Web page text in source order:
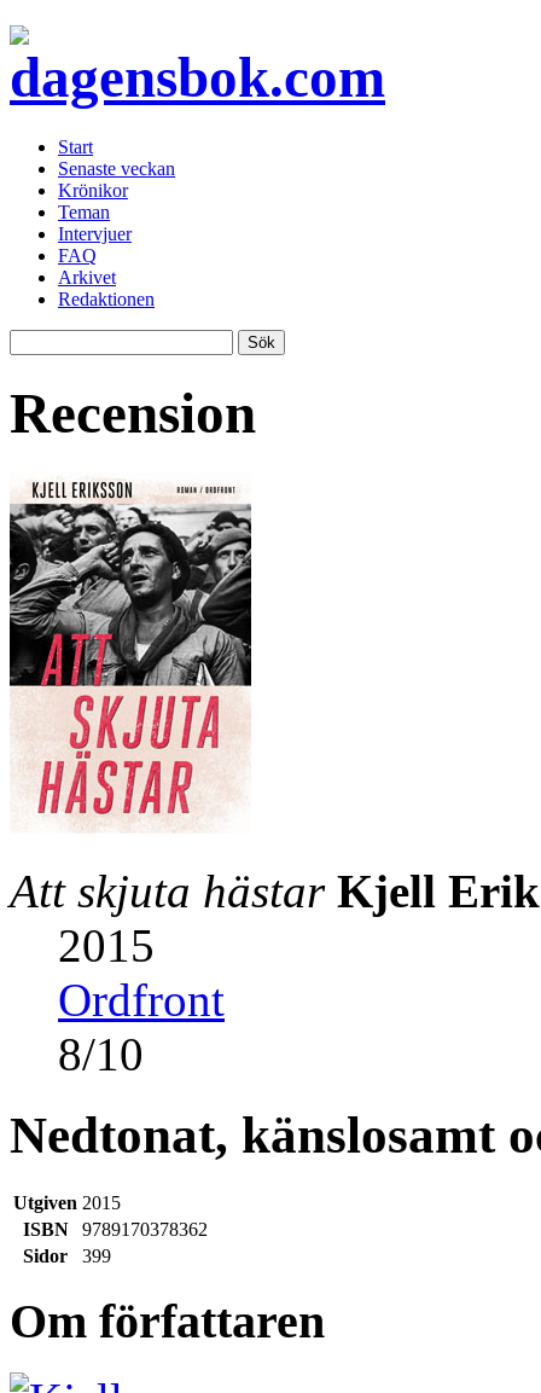
Start
Senaste veckan
Krönikor
Teman
Intervjuer
FAQ
Arkivet
Redaktionen
Recension
Att skjuta hästar Kjell
2015
Ordfront
8/10
Nedtonat, känslosamt
Utgiven 2015
ISBN
9789170378362
Sidor
399
Om författaren